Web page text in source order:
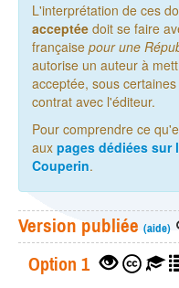
L'interprétation de ces
acceptée doit se faire
française pour une
autorise un auteur à
acceptée, sous
contrat avec l'éditeur.
Pour comprendre ce
aux pages dédiées sur
Couperin.
Version publiée (aide)
Option 1